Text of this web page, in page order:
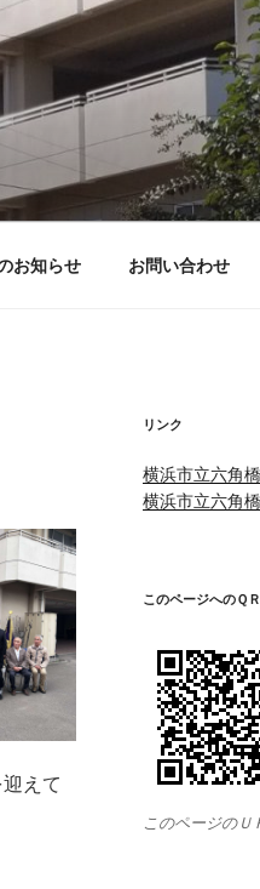
お知らせ お問い合わせ
えて
リンク
横浜市立六角
横浜市立六角
このページへのＱ
このページのＵ